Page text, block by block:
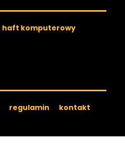
haft komputerowy
regulamin kontakt